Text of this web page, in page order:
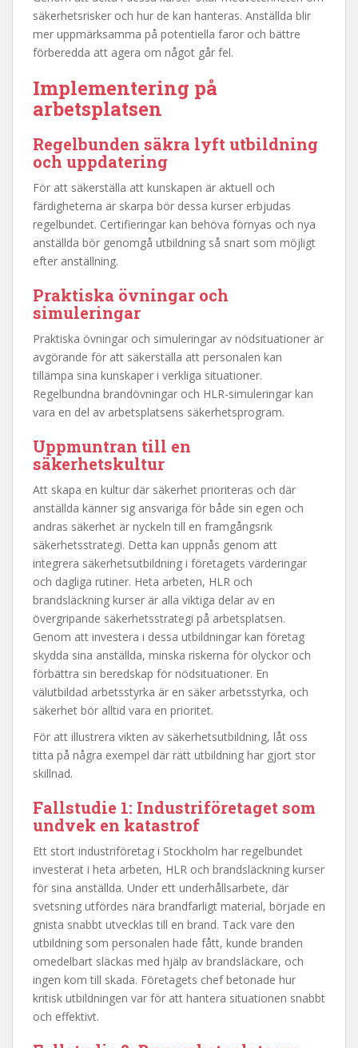
säkerhetsrisker och hur de kan hanteras. Anställda blir
mer uppmärksamma på potentiella faror och bättre
förberedda att agera om något går fel.
Implementering på
arbetsplatsen
Regelbunden säkra lyft utbildning
och uppdatering
För att säkerställa att kunskapen är aktuell och
färdigheterna är skarpa bör dessa kurser erbjudas
regelbundet. Certifieringar kan behöva förnyas och nya
anställda bör genomgå utbildning så snart som möjligt
efter anställning.
Praktiska övningar och
simuleringar
Praktiska övningar och simuleringar av nödsituationer är
avgörande för att säkerställa att personalen kan
tillämpa sina kunskaper i verkliga situationer.
Regelbundna brandövningar och HLR-simuleringar kan
vara en del av arbetsplatsens säkerhetsprogram.
Uppmuntran till en
säkerhetskultur
Att skapa en kultur där säkerhet prioriteras och där
anställda känner sig ansvariga för både sin egen och
andras säkerhet är nyckeln till en framgångsrik
säkerhetsstrategi. Detta kan uppnås genom att
integrera säkerhetsutbildning i företagets värderingar
och dagliga rutiner. Heta arbeten, HLR och
brandsläckning kurser är alla viktiga delar av en
övergripande säkerhetsstrategi på arbetsplatsen.
Genom att investera i dessa utbildningar kan företag
skydda sina anställda, minska riskerna för olyckor och
förbättra sin beredskap för nödsituationer. En
välutbildad arbetsstyrka är en säker arbetsstyrka, och
säkerhet bör alltid vara en prioritet.
För att illustrera vikten av säkerhetsutbildning, låt oss
titta på några exempel där rätt utbildning har gjort stor
skillnad.
Fallstudie 1: Industriföretaget som
undvek en katastrof
Ett stort industriföretag i Stockholm har regelbundet
investerat i heta arbeten, HLR och brandsläckning kurser
för sina anställda. Under ett underhållsarbete, där
svetsning utfördes nära brandfarligt material, började en
gnista snabbt utvecklas till en brand. Tack vare den
utbildning som personalen hade fått, kunde branden
omedelbart släckas med hjälp av brandsläckare, och
ingen kom till skada. Företagets chef betonade hur
kritisk utbildningen var för att hantera situationen snabbt
och effektivt.